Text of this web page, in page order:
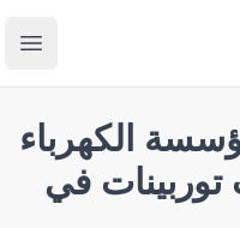
الكهرباء
توربينات في